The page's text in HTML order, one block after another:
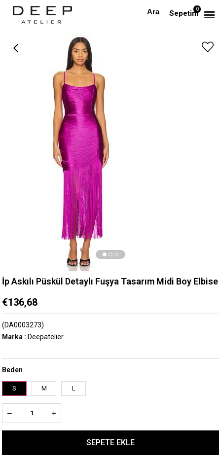
Sepetim0
Anasayfa TÜM ELBİSELER İp Askılı Püskül Detaylı Fuşya Tasarım Midi Boy Elbise
İp Askılı Püskül Detaylı Fuşya Tasarım Midi Boy Elbise
€136,68
(DA0003273)
Marka : Deepatelier
Beden
S M L